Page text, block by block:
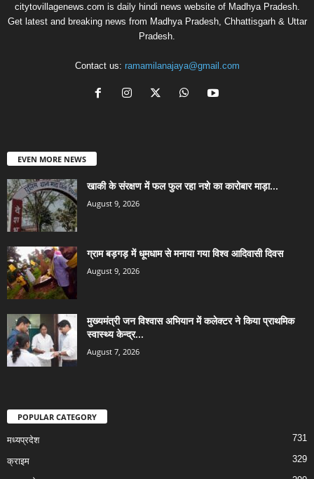
citytovillagenews.com is daily hindi news website of Madhya Pradesh.
Get latest and breaking news from Madhya Pradesh, Chhattisgarh & Uttar
Pradesh.
Contact us: ramamilanajaya@gmail.com
EVEN MORE NEWS
खाकी के संरक्षण में फल फुल रहा नशे का कारोबार माड़ा...
August 9, 2026
ग्राम बड़गड़ में धूमधाम से मनाया गया विश्व आदिवासी दिवस
August 9, 2026
मुख्यमंत्री जन विश्वास अभियान में कलेक्टर ने किया प्राथमिक
स्वास्थ्य केन्द्र...
August 7, 2026
POPULAR CATEGORY
मध्यप्रदेश 731
क्राइम 329